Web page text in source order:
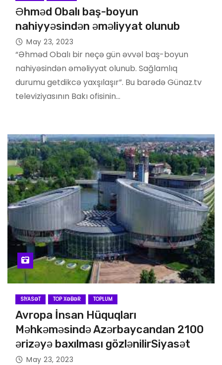
Əhməd Obalı baş-boyun
nahiyyəsindən əməliyyat olunub
May 23, 2023
“Əhməd Obalı bir neçə gün əvvəl baş-boyun
nahiyəsindən əməliyyat olunub. Sağlamlıq
durumu getdikcə yaxşılaşır”. Bu barədə Günaz.tv
televiziyasının Bakı ofisinin…
SIYASƏT TOP XƏBƏR TOPLUM
Avropa İnsan Hüquqları
Məhkəməsində Azərbaycandan 2100
ərizəyə baxılması gözlənilirSiyasət
May 23, 2023